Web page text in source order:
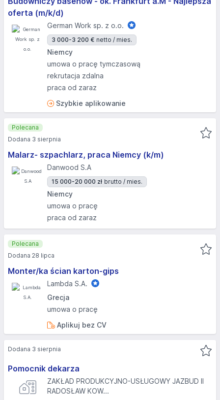
oferta (m/k/d)
German Work sp. z o.o.
3 000-3 200 € netto / mies.
Niemcy
umowa o pracę tymczasową
rekrutacja zdalna
praca od zaraz
Szybkie aplikowanie
Malarz- szpachlarz, praca Niemcy (k/m)
Danwood S.A
15 000-20 000 zł brutto / mies.
Niemcy
umowa o pracę
praca od zaraz
Polecana
Dodana 3 sierpnia
Monter/ka ścian karton-gips
Lambda S.A.
Grecja
umowa o pracę
Aplikuj bez CV
Polecana
Dodana 28 lipca
Pomocnik dekarza
ZAKŁAD PRODUKCYJNO-USŁUGOWY JAZBUD II
RADOSŁAW KOW...
Dodana 3 sierpnia